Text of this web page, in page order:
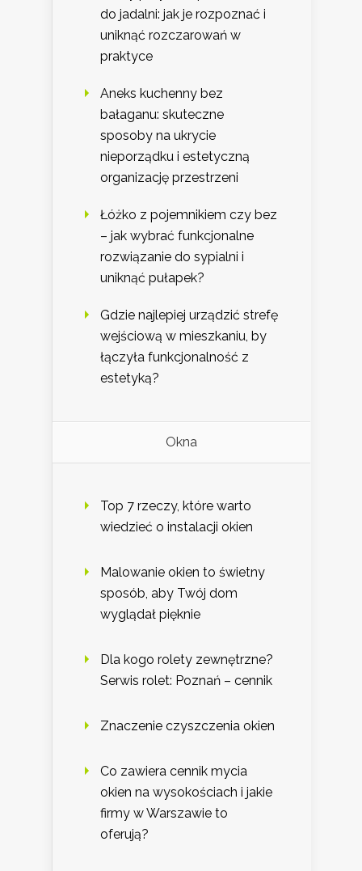
do jadalni: jak je rozpoznać i
uniknąć rozczarowań w
praktyce
Aneks kuchenny bez
bałaganu: skuteczne
sposoby na ukrycie
nieporządku i estetyczną
organizację przestrzeni
Łóżko z pojemnikiem czy bez
– jak wybrać funkcjonalne
rozwiązanie do sypialni i
uniknąć pułapek?
Gdzie najlepiej urządzić strefę
wejściową w mieszkaniu, by
łączyła funkcjonalność z
estetyką?
Okna
Top 7 rzeczy, które warto
wiedzieć o instalacji okien
Malowanie okien to świetny
sposób, aby Twój dom
wyglądał pięknie
Dla kogo rolety zewnętrzne?
Serwis rolet: Poznań – cennik
Znaczenie czyszczenia okien
Co zawiera cennik mycia
okien na wysokościach i jakie
firmy w Warszawie to
oferują?